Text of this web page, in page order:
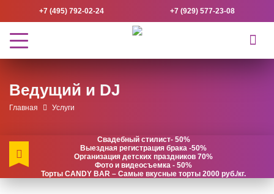
+7 (495) 792-02-24 +7 (929) 577-23-08
Ведущий и DJ
Главная Услуги
Свадебный стилист- 50%
Выездная регистрация брака -50%
Организация детских праздников 70%
Фото и видеосъемка - 50%
Торты CANDY BAR – Самые вкусные торты 2000 руб./кг.